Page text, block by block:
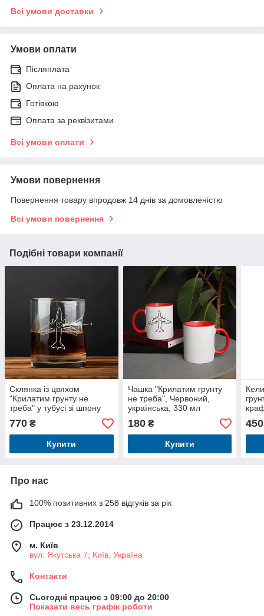
Всі умови доставки
Умови оплати
Післяплата
Оплата на рахунок
Готівкою
Оплата за реквізитами
Всі умови оплати
Умови повернення
Повернення товару впродовж 14 днів за домовленістю
Всі умови повернення
Подібні товари компанії
Склянка із цвяхом
"Крилатим грунту не
треба" у тубусі зі шпону
770 ₴
Купити
Чашка "Крилатим грунту
не треба", Червоний,
українська, 330 мл
180₴
Купити
450
Про нас
100% позитивних з 258 відгуків за рік
Працює з 23.12.2014
м. Київ
вул. Якутська 7, Київ, Україна
Контакти
Сьогодні працює з 09:00 до 20:00
Показати весь графік роботи